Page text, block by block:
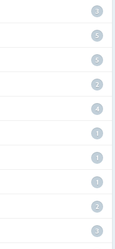
3
5
5
2
4
1
1
1
2
3